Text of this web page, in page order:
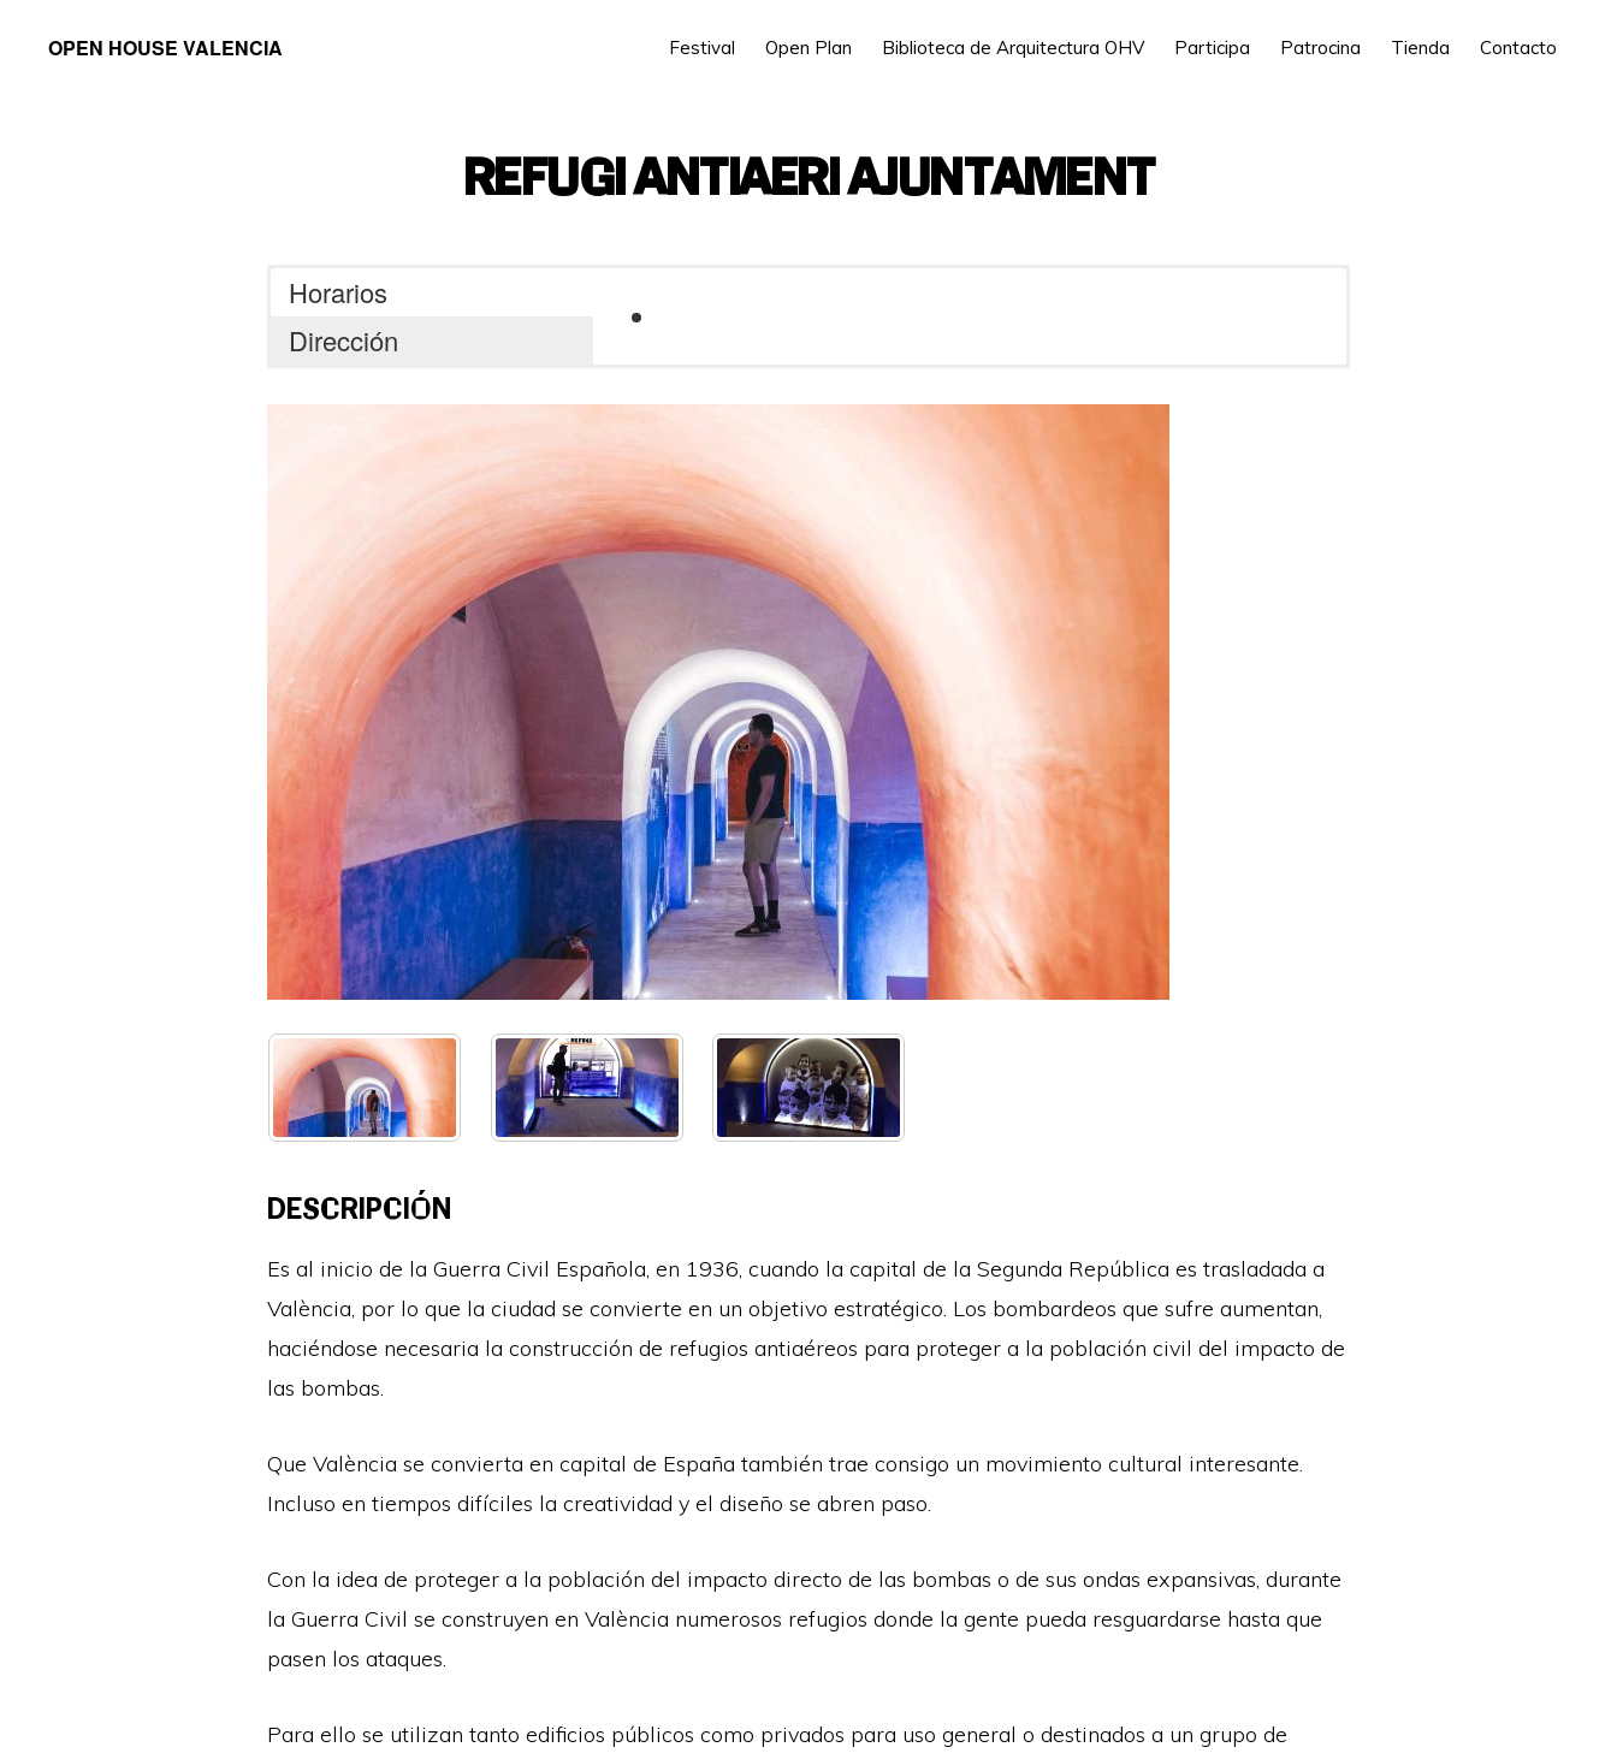
OPEN HOUSE VALENCIA Festival Open Plan Biblioteca de Arquitectura OHV Participa Patrocina Tienda Contacto
REFUGI ANTIAERI AJUNTAMENT
Horarios
Dirección
DESCRIPCIÓN
Es al inicio de la Guerra Civil Española, en 1936, cuando la capital de la Segunda República es trasladada a
València, por lo que la ciudad se convierte en un objetivo estratégico. Los bombardeos que sufre aumentan,
haciéndose necesaria la construcción de refugios antiaéreos para proteger a la población civil del impacto de
las bombas.
Que València se convierta en capital de España también trae consigo un movimiento cultural interesante.
Incluso en tiempos difíciles la creatividad y el diseño se abren paso.
Con la idea de proteger a la población del impacto directo de las bombas o de sus ondas expansivas, durante
la Guerra Civil se construyen en València numerosos refugios donde la gente pueda resguardarse hasta que
pasen los ataques.
Para ello se utilizan tanto edificios públicos como privados para uso general o destinados a un grupo de